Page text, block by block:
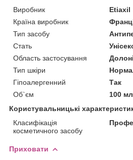
Виробник
Etiaxil
Країна виробник
Тип засобу
Стать
Область застосування
Тип шкіри
Гіпоалергенний
Так
Об`єм
100 мл
Користувальницькі
Класифікація
косметичного засобу
Приховати